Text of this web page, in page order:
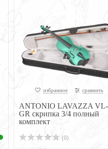
избранное сравнить
ANTONIO LAVAZZA
GR скрипка 3/4 полный
комплект
(0)